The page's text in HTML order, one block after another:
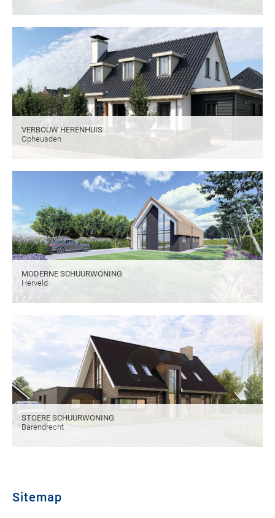
VERBOUW HERENHUIS
Opheusden
MODERNE SCHUURWONING
Herveld
STOERE SCHUURWONING
Barendrecht
Sitemap